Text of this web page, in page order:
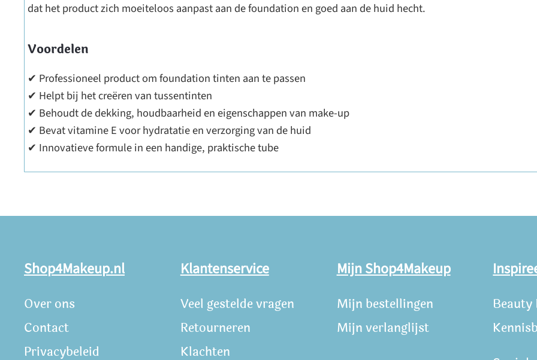
dat het product zich moeiteloos aanpast aan de foundation en goed aan de huid hecht.
Voordelen
✔ Professioneel product om foundation tinten aan te passen
✔ Helpt bij het creëren van tussentinten
✔ Behoudt de dekking, houdbaarheid en eigenschappen van make-up
✔ Bevat vitamine E voor hydratatie en verzorging van de huid
✔ Innovatieve formule in een handige, praktische tube
Shop4Makeup.nl
Over ons
Contact
Privacybeleid
Klantenservice
Veel gestelde vragen
Retourneren
Klachten
Mijn Shop4Makeup
Mijn bestellingen
Mijn verlanglijst
Beauty